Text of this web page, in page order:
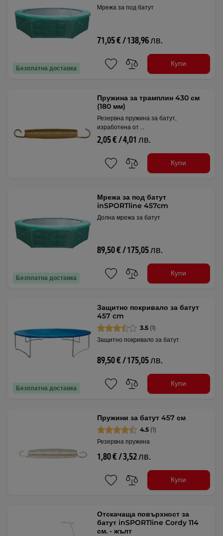
Безплатна доставка
Мрежа за под батут
71,05 € / 138,96 лв.
Купи
Пружина за трамплин 430 см
(180 мм)
Резервна пружина за батут,
изработена от …
2,05 € / 4,01 лв.
Купи
Безплатна доставка
Мрежа за под батут
inSPORTline 457cm
Долна мрежа за батут
89,50 € / 175,05 лв.
Купи
Безплатна доставка
Защитно покривало за батут
457 cm
3.5 (1)
Защитно покривало за батут
89,50 € / 175,05 лв.
Купи
Пружини за батут 457 см
4.5 (1)
Резервна пружина
1,80 € / 3,52 лв.
Купи
Отскачаща повърхност за
батут inSPORTline Cordy 114
см. - жълт